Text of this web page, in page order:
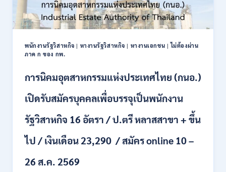
พนักงานรัฐวิสาหกิจ | หางานรัฐวิสาหกิจ | หางานเอกชน |ไม่ต้องผ่าน
ภาค ก ของ กพ.
การนิคมอุตสาหกรรมแห่งประเทศไทย (กนอ.)
เปิดรับสมัครบุคคลเพื่อบรรจุเป็นพนักงาน
รัฐวิสาหกิจ 16 อัตรา / ป.ตรี หลาสสาขา + ขึ้น
ไป / เงินเดือน 23,290 / สมัคร online 10 –
26 ส.ค. 2569